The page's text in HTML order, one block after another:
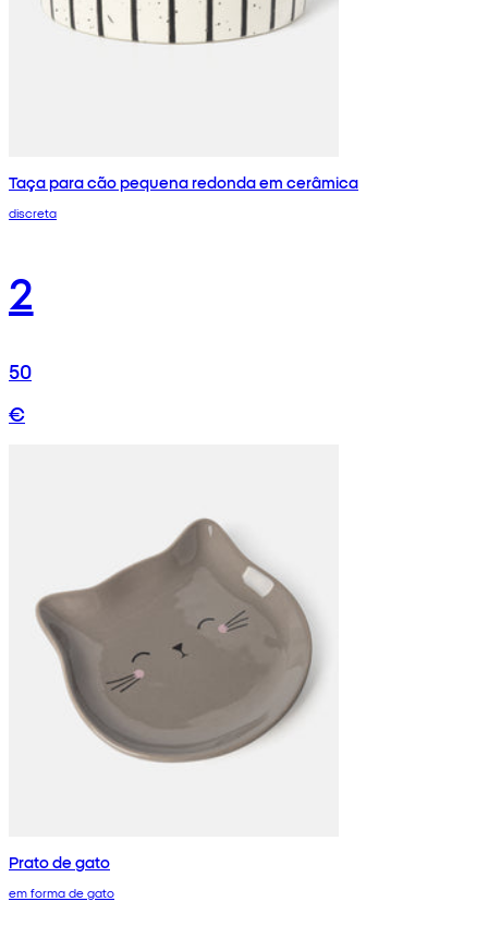
Taça para cão pequena redonda em cerâmica
discreta
2
50
€
Prato de gato
em forma de gato